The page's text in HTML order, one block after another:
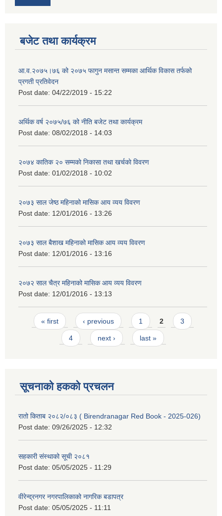
बजेट तथा कार्यक्रम
आ.व.२०७५।७६ को २०७५ फागुन मसान्त सम्मका आर्थिक विकास तर्फको
प्रगती प्रतिवेदन
Post date: 04/22/2019 - 15:22
अर्थिक वर्ष २०७५/७६ को नीति बजेट तथा कार्यक्रम
Post date: 08/02/2018 - 14:03
२०७४ कातिक २० सम्मकाे निकासा तथा खर्चकाे विवरण
Post date: 01/02/2018 - 10:02
२०७३ साल जेष्ठ महिनाको मासिक आय व्यय विवरण
Post date: 12/01/2016 - 13:26
२०७३ साल बैशाख महिनाको मासिक आय व्यय विवरण
Post date: 12/01/2016 - 13:16
२०७२ साल चैत्र महिनाको मासिक आय व्यय विवरण
Post date: 12/01/2016 - 13:13
Pages
« first ‹ previous 1 2 3
4 next › last »
सूचनाको हकको प्रचलन
रातो किताब २०८२/०८३ ( Birendranagar Red Book - 2025-026)
Post date: 09/26/2025 - 12:32
सहकारी संस्थाको सूची २०८१
Post date: 05/05/2025 - 11:29
वीरेन्द्रनगर नगरपालिकाको नागरिक बडापत्र
Post date: 05/05/2025 - 11:11